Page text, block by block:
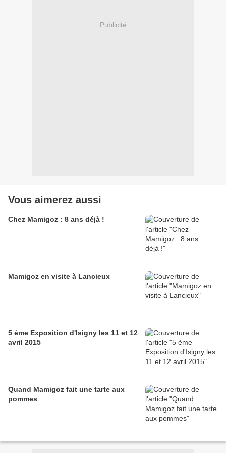
Publicité
Vous aimerez aussi
Chez Mamigoz : 8 ans déjà !
Mamigoz en visite à Lancieux
5 ème Exposition d'Isigny les 11 et 12
avril 2015
Quand Mamigoz fait une tarte aux
pommes